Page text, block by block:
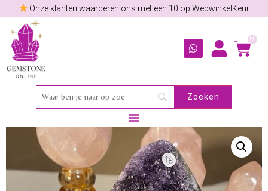
Onze klanten waarderen ons met een 10 op WebwinkelKeur
0